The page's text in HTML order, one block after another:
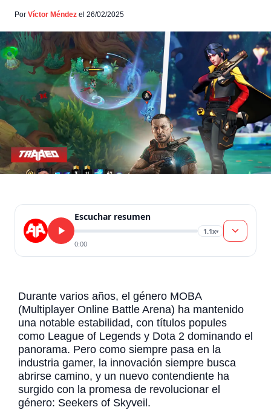
panorama. Pero como siempre pasa en la
abrirse camino, y un nuevo contendiente ha
surgido con la promesa de revolucionar el género:
[…]
Por Víctor Méndez el 26/02/2025
Escuchar resumen
1.1x▾
0:00
Durante varios años, el género MOBA
(Multiplayer Online Battle Arena) ha mantenido
una notable estabilidad, con títulos popules
como League of Legends y Dota 2 dominando el
panorama. Pero como siempre pasa en la
industria gamer, la innovación siempre busca
abrirse camino, y un nuevo contendiente ha
surgido con la promesa de revolucionar el
género: Seekers of Skyveil.